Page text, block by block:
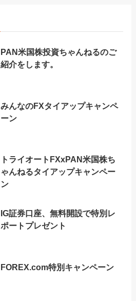
PAN米国株投資ちゃんねるのご
紹介をします。
みんなのFXタイアップキャンペ
ーン
トライオートFXxPAN米国株ち
ゃんねるタイアップキャンペー
ン
IG証券口座、無料開設で特別レ
ポートプレゼント
FOREX.com特別キャンペーン